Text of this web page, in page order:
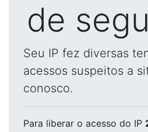
de
Seu IP fez diversas
acessos suspeitos a
conosco.
Para liberar o acesso do IP